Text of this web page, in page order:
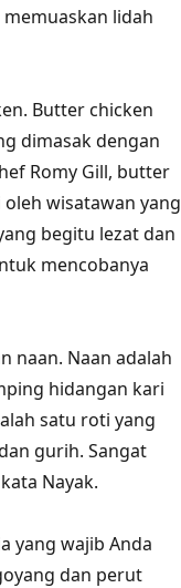
lidah
Butter chicken
dimasak dengan
Romy Gill, butter
wisatawan yang
begitu lezat dan
mencobanya
naan. Naan adalah
hidangan kari
satu roti yang
gurih. Sangat
Nayak.
yang wajib Anda
dan perut